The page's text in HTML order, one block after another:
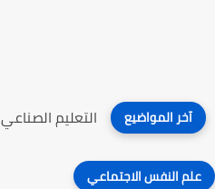
آخر المواضيع التعليم الصناعي
علم النفس الاجتماعي